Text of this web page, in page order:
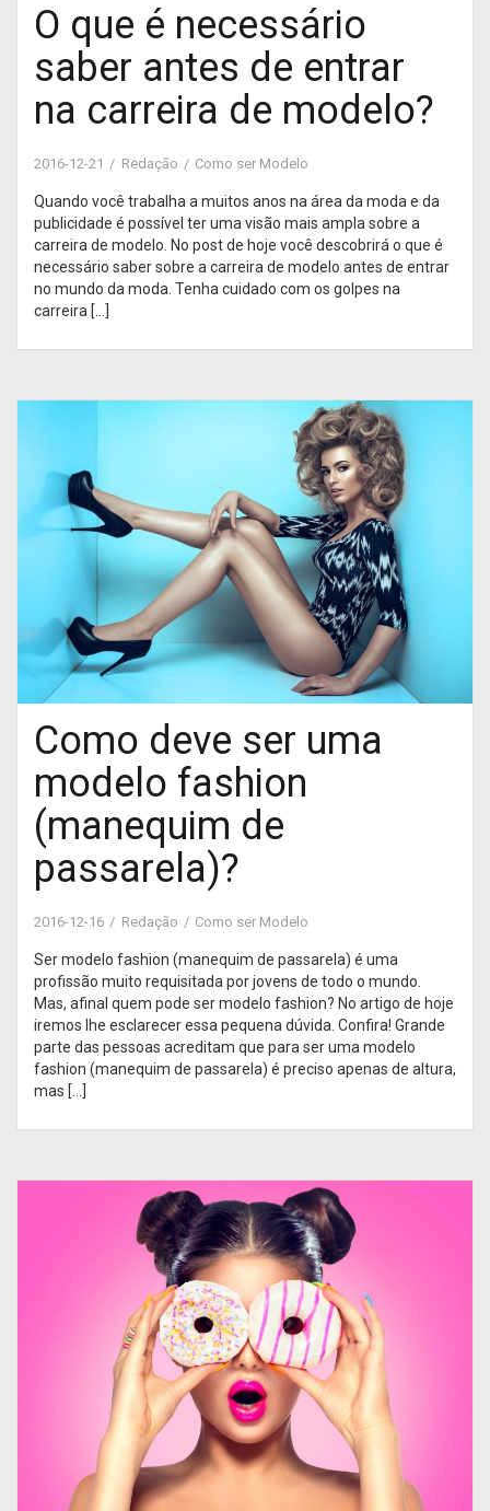
O que é necessário
saber antes de entrar
na carreira de modelo?
2016-12-21 Redação Como ser Modelo
Quando você trabalha a muitos anos na área da moda e da
publicidade é possível ter uma visão mais ampla sobre a
carreira de modelo. No post de hoje você descobrirá o que é
necessário saber sobre a carreira de modelo antes de entrar
no mundo da moda. Tenha cuidado com os golpes na
carreira […]
Como deve ser uma
modelo fashion
(manequim de
passarela)?
2016-12-16 Redação Como ser Modelo
Ser modelo fashion (manequim de passarela) é uma
profissão muito requisitada por jovens de todo o mundo.
Mas, afinal quem pode ser modelo fashion? No artigo de hoje
iremos lhe esclarecer essa pequena dúvida. Confira! Grande
parte das pessoas acreditam que para ser uma modelo
fashion (manequim de passarela) é preciso apenas de altura,
mas […]